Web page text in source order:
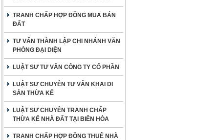
TRANH CHẤP HỢP ĐỒNG MUA BÁN
ĐẤT
TƯ VẤN THÀNH LẬP CHI NHÁNH VĂN
PHÒNG ĐẠI DIỆN
LUẬT SƯ TƯ VẤN CÔNG TY CỔ PHẦN
LUẬT SƯ CHUYÊN TƯ VẤN KHAI DI
SẢN THỪA KẾ
LUẬT SƯ CHUYÊN TRANH CHẤP
THỪA KẾ NHÀ ĐẤT TẠI BIÊN HÒA
TRANH CHẤP HỢP ĐỒNG THUÊ NHÀ